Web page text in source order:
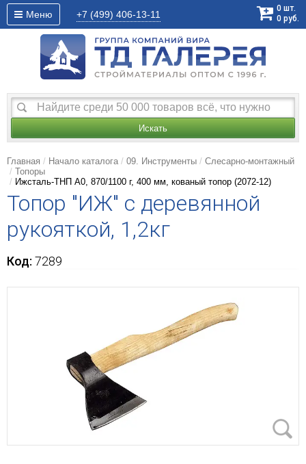
Меню +7 (499) 406-13-11
0 шт.
0 руб.
Искать
Главная Начало каталога 09. Инструменты
Слесарно-монтажный
Топоры
Ижсталь-ТНП А0, 870/1100 г, 400 мм, кованый топор (2072-12)
Топор "ИЖ" с деревянной
рукояткой, 1,2кг
Код: 7289